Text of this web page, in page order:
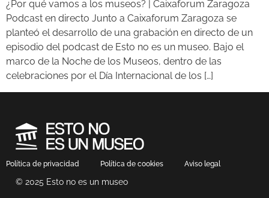
¿Por qué vamos a los museos? | Caixaforum Zaragoza
Podcast en directo Junto a Caixaforum Zaragoza se
planteó el desarrollo de una grabación en directo de un
episodio del podcast de Esto no es un museo. Bajo el
marco de la Noche de los Museos, dentro de las
celebraciones por el Día Internacional de los […]
Política de privacidad Política de cookies Aviso legal
© 2025 Esto no es un museo